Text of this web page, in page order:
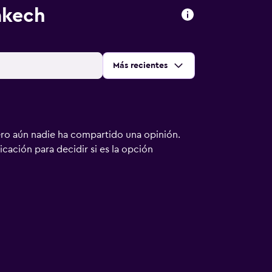
Ordenar por:
Más recientes
aún nadie ha compartido una opinión.
para decidir si es la opción